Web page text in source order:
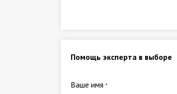
Помощь эксперта в выборе
Ваше имя *